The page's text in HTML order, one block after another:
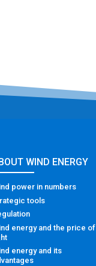
WIND ENERGY
power in numbers
tools
energy and the price of
energy and its